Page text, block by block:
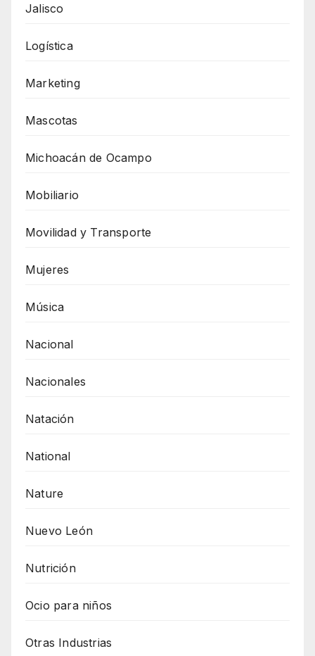
Jalisco
Logística
Marketing
Mascotas
Michoacán de Ocampo
Mobiliario
Movilidad y Transporte
Mujeres
Música
Nacional
Nacionales
Natación
National
Nature
Nuevo León
Nutrición
Ocio para niños
Otras Industrias